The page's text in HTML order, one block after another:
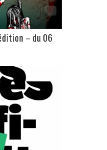
– du 06